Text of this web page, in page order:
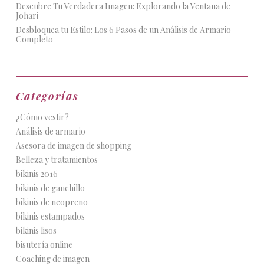
Descubre Tu Verdadera Imagen: Explorando la Ventana de
Johari
Desbloquea tu Estilo: Los 6 Pasos de un Análisis de Armario
Completo
Categorías
¿Cómo vestir?
Análisis de armario
Asesora de imagen de shopping
Belleza y tratamientos
bikinis 2016
bikinis de ganchillo
bikinis de neopreno
bikinis estampados
bikinis lisos
bisutería online
Coaching de imagen